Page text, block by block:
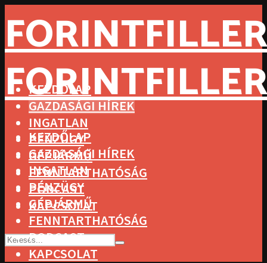
KEZDŐLAP
GAZDASÁGI HÍREK
INGATLAN
PÉNZÜGY
GÉPJÁRMŰ
FENNTARTHATÓSÁG
PODCAST
KAPCSOLAT
KEZDŐLAP
GAZDASÁGI HÍREK
INGATLAN
PÉNZÜGY
GÉPJÁRMŰ
FENNTARTHATÓSÁG
PODCAST
KAPCSOLAT